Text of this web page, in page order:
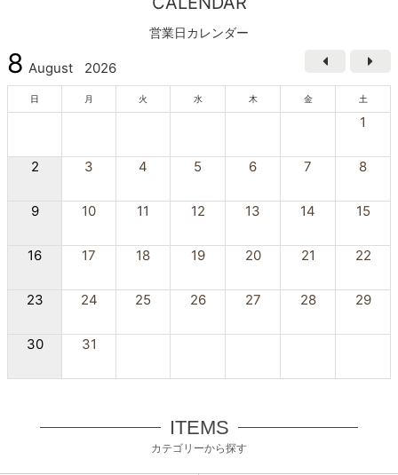
営業日カレンダー
8 August 2026
日 月 火 水 木 金 土
1
2 3 4 5 6 7 8
9 10 11 12 13 14 15
16 17 18 19 20 21 22
23 24 25 26 27 28 29
30 31
ITEMS
カテゴリーから探す